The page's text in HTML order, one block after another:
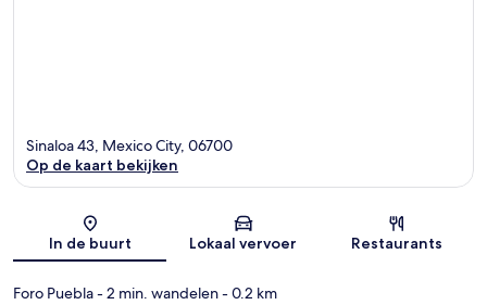
Kaart
Sinaloa 43, Mexico City, 06700
Op de kaart bekijken
In de buurt Lokaal vervoer Restaurants
Foro Puebla- 2 min. wandelen- 0.2 km